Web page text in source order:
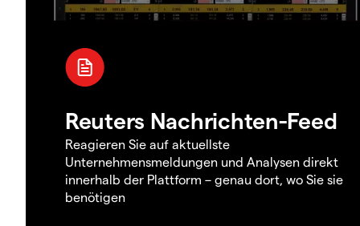
Reuters Nachrichten-Feed
Reagieren Sie auf aktuellste
Unternehmensmeldungen und Analysen direkt
innerhalb der Plattform – genau dort, wo Sie sie
benötigen